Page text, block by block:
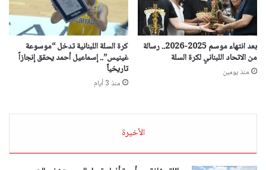
بعد انتهاء موسم 2025-2026.. رسالة
من الاتحاد اللبناني لكرة السلة
منذ يومين
كرة السلة اللبنانية تدخل “موسوعة
غينيس”.. إسماعيل أحمد يحقق إنجازاً
تاريخياً
منذ 3 أيام
الأخيرة